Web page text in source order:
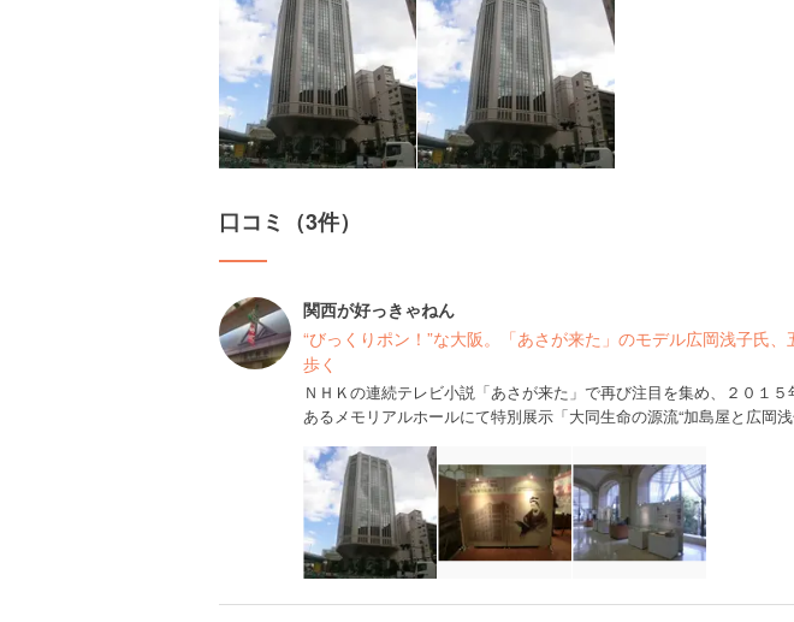
口コミ（3件）
関西が好っきゃねん
“びっくりポン！”な大阪。「あさが来た」のモデル広岡浅子氏
歩く
ＮＨＫの連続テレビ小説「あさが来た」で再び注目を集め、２０１
あるメモリアルホールにて特別展示「大同生命の源流“加島屋と広岡浅